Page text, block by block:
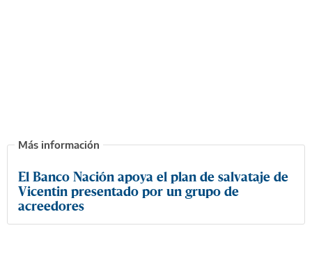
El Banco Nación apoya el plan de salvataje de
Vicentin presentado por un grupo de
acreedores